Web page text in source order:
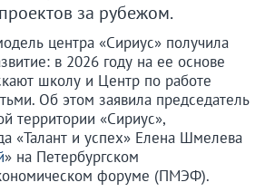
за рубежом.
центра «Сириус» получила
в 2026 году на ее основе
школу и Центр по работе
Об этом заявила председатель
территории «Сириус»,
«Талант и успех» Елена Шмелева
» на Петербургском
форуме (ПМЭФ).